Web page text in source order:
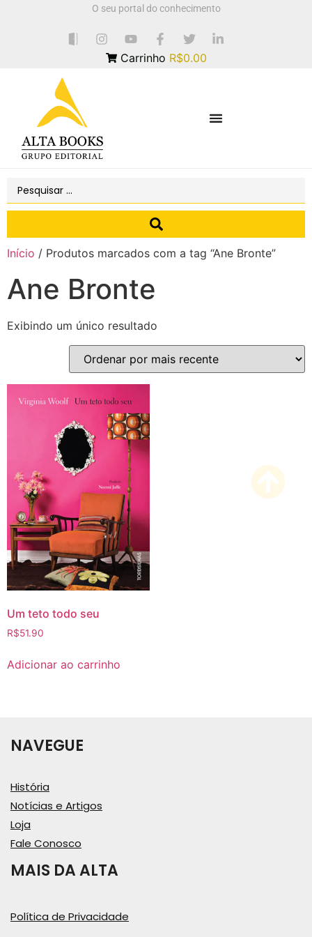
O seu portal do conhecimento
Carrinho R$0.00
Início / Produtos marcados com a tag “Ane Bronte”
Ane Bronte
Exibindo um único resultado
Um teto todo seu
R$51.90
Adicionar ao carrinho
NAVEGUE
História
Notícias e Artigos
Loja
Fale Conosco
MAIS DA ALTA
Política de Privacidade